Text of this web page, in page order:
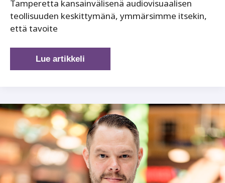
Tamperetta kansainvälisenä audiovisuaalisen
teollisuuden keskittymänä, ymmärsimme itsekin,
että tavoite
Tampere,
kansainvälisten
koti
Lue artikkeli